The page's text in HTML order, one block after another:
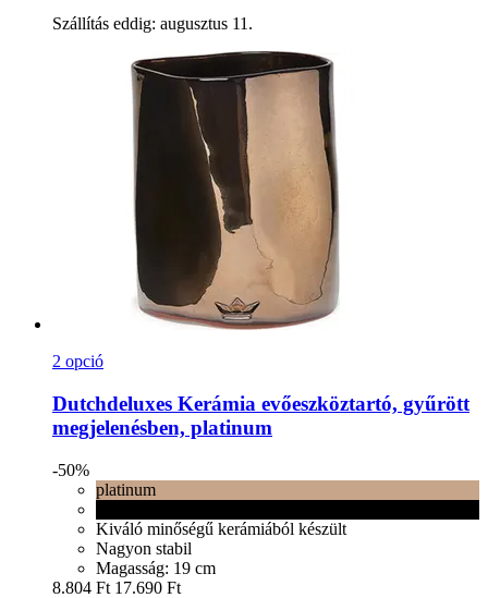
Szállítás eddig: augusztus 11.
2 opció
Dutchdeluxes Kerámia evőeszköztartó, gyűrött
megjelenésben, platinum
-50%
platinum
Kiváló minőségű kerámiából készült
Nagyon stabil
Magasság: 19 cm
8.804 Ft 17.690 Ft